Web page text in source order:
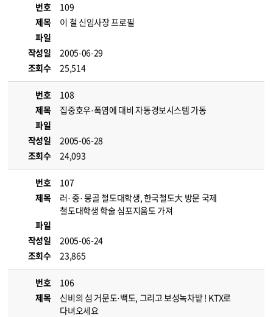
번호
109
제목
이 철 신임사장 프로필
파일
작성일
2005-06-29
조회수
25,514
번호
108
제목
집중호우·폭염에 대비 자동경보시스템 가동
파일
작성일
2005-06-28
조회수
24,093
번호
107
제목
러· 중· 몽골 철도대학생, 한국철도大 방문 국제
철도대학생 학술 심포지움도 가져
파일
작성일
2005-06-24
조회수
23,865
번호
106
제목
신비의 섬 거문도·백도, 그리고 보성녹차밭 ! KTX로
다녀오세요